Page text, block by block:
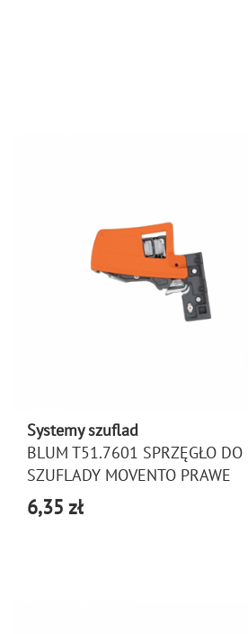
Systemy szuflad
BLUM T51.7601 SPRZĘGŁO DO
SZUFLADY MOVENTO PRAWE
6,35 zł